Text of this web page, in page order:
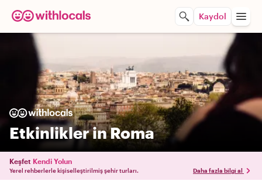
Kaydol
Etkinlikler in Roma
Keşfet Kendi Yolun
Yerel rehberlerle kişiselleştirilmiş şehir turları. Daha fazla bilgi al